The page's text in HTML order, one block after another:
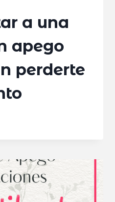
a una
apego
perderte